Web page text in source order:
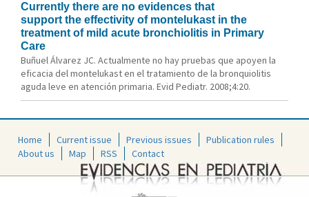
Currently there are no evidences that
support the effectivity of montelukast in the
treatment of mild acute bronchiolitis in Primary
Care
Buñuel Álvarez JC. Actualmente no hay pruebas que apoyen la
eficacia del montelukast en el tratamiento de la bronquiolitis
aguda leve en atención primaria. Evid Pediatr. 2008;4:20.
Home Current issue Previous issues
Publication rules
About us
Map RSS Contact